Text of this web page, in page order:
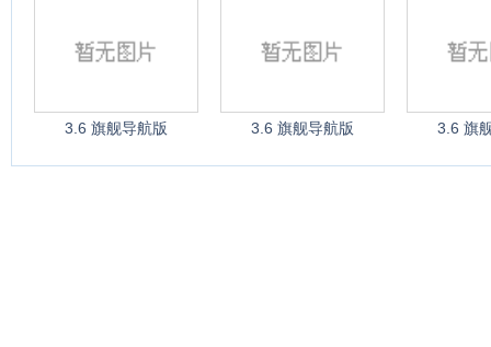
3.6 旗舰导航版 3.6 旗舰导航版 3.6 旗